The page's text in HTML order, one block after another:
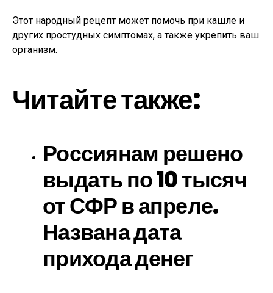
Этот народный рецепт может помочь при кашле и
других простудных симптомах, а также укрепить ваш
организм.
Читайте также:
Россиянам решено
выдать по 10 тысяч
от СФР в апреле.
Названа дата
прихода денег